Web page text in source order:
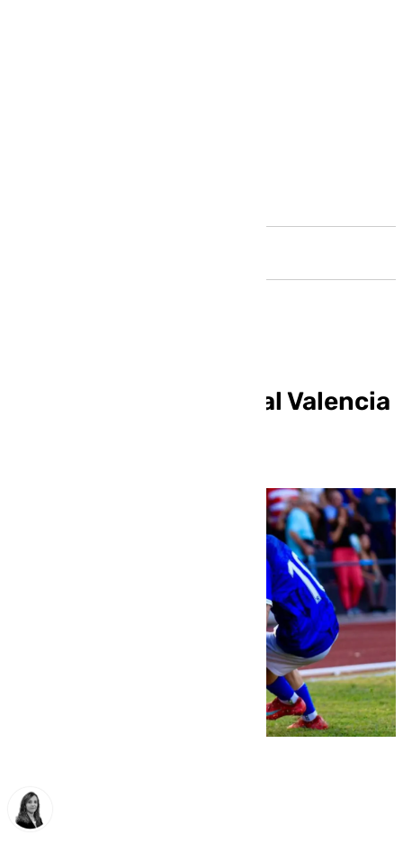
El Maracena recibirá al Valencia